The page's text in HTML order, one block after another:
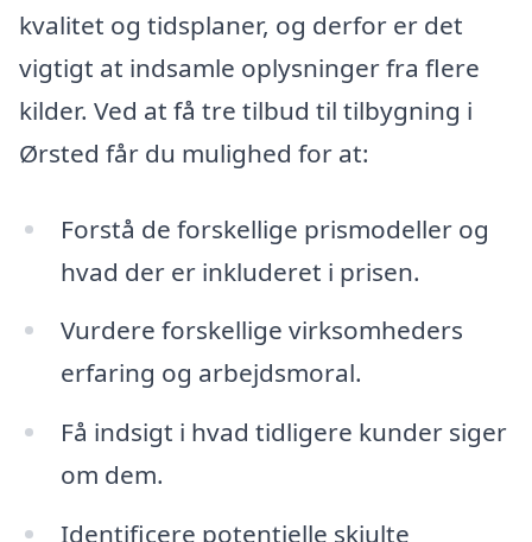
kvalitet og tidsplaner, og derfor er det
vigtigt at indsamle oplysninger fra flere
kilder. Ved at få tre tilbud til tilbygning i
Ørsted får du mulighed for at:
Forstå de forskellige prismodeller og
hvad der er inkluderet i prisen.
Vurdere forskellige virksomheders
erfaring og arbejdsmoral.
Få indsigt i hvad tidligere kunder siger
om dem.
Identificere potentielle skjulte